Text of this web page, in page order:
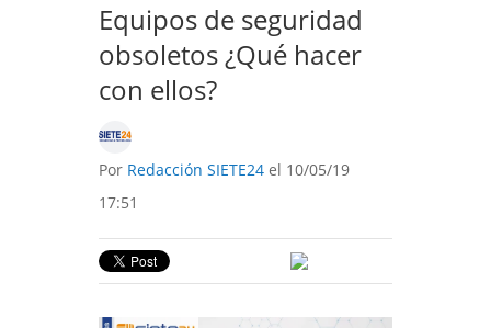
Equipos de seguridad
obsoletos ¿Qué hacer
con ellos?
Por Redacción SIETE24 el 10/05/19
17:51